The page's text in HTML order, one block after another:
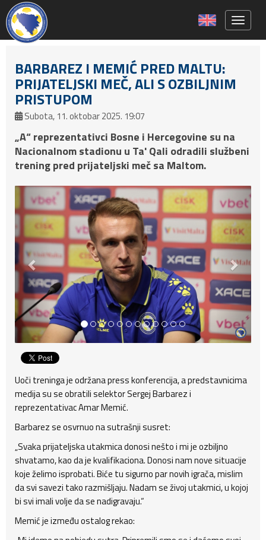
BARBAREZ I MEMIĆ PRED MALTU:
PRIJATELJSKI MEČ, ALI S OZBILJNIM
PRISTUPOM
Subota, 11. oktobar 2025. 19:07
„A“ reprezentativci Bosne i Hercegovine su na
Nacionalnom stadionu u Ta' Qali odradili službeni
trening pred prijateljski meč sa Maltom.
Uoči treninga je održana press konferencija, a predstavnicima
medija su se obratili selektor Sergej Barbarez i
reprezentativac Amar Memić.
Barbarez se osvrnuo na sutrašnji susret:
„Svaka prijateljska utakmica donosi nešto i mi je ozbiljno
shvatamo, kao da je kvalifikaciona. Donosi nam nove situacije
koje želimo isprobati. Biće tu sigurno par novih igrača, mislim
da svi savezi tako razmišljaju. Nadam se živoj utakmici, u kojoj
bi svi imali volje da se nadigravaju.“
Memić je između ostalog rekao: